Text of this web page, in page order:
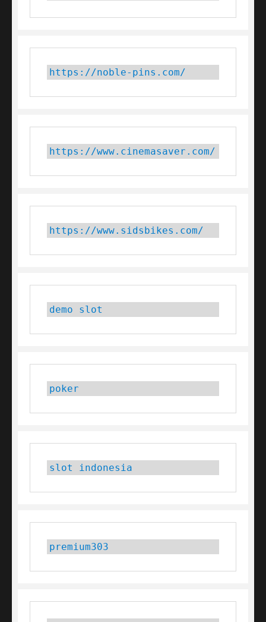
https://noble-pins.com/
https://www.cinemasaver.com/
https://www.sidsbikes.com/
demo slot
poker
slot indonesia
premium303